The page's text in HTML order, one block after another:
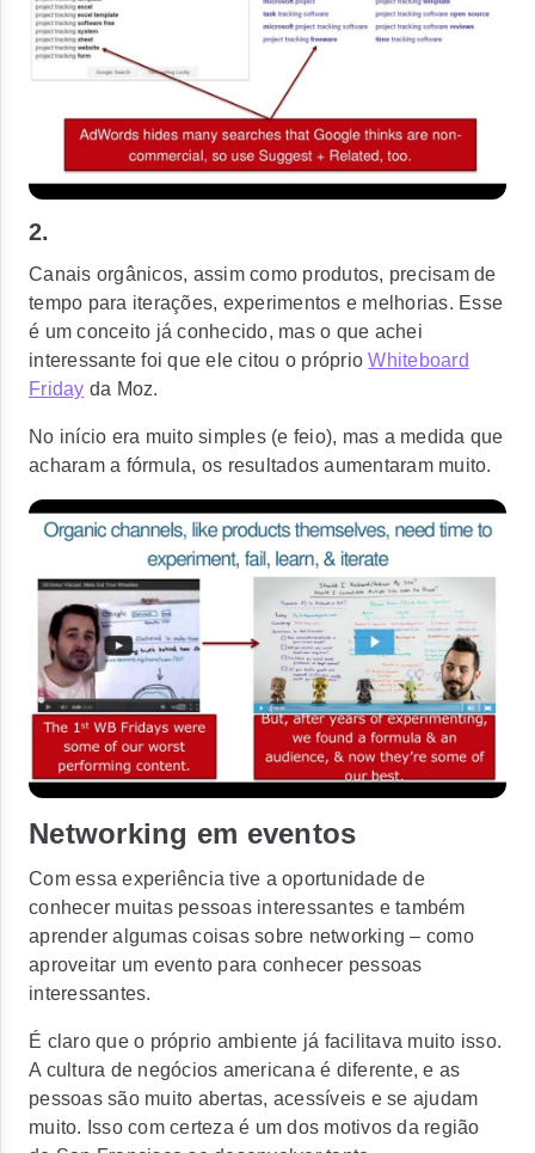
2.
Canais orgânicos, assim como produtos, precisam de
tempo para iterações, experimentos e melhorias. Esse
é um conceito já conhecido, mas o que achei
interessante foi que ele citou o próprioWhiteboard
Friday da Moz.
No início era muito simples (e feio), mas a medida que
acharam a fórmula, os resultados aumentaram muito.
Networking em eventos
Com essa experiência tive a oportunidade de
conhecer muitas pessoas interessantes e também
aprender algumas coisas sobre networking – como
aproveitar um evento para conhecer pessoas
interessantes.
É claro que o próprio ambiente já facilitava muito isso.
A cultura de negócios americana é diferente, e as
pessoas são muito abertas, acessíveis e se ajudam
muito. Isso com certeza é um dos motivos da região